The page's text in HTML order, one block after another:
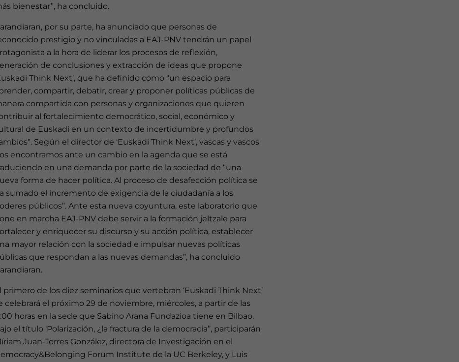
bienestar”, ha concluido.
por su parte, ha anunciado que personas de
prestigio y no vinculadas a EAJ-PNV tendrán un papel
a la hora de liderar los procesos de reflexión,
de conclusiones y extracción de ideas que propone
Think Next’, que ha definido como “un espacio para
compartir, debatir, crear y proponer políticas públicas de
compartida con personas y organizaciones que quieren
al fortalecimiento democrático, social, económico y
de Euskadi en un contexto de incertidumbre y profundos
Según el director de ‘Euskadi Think Next’, vascas y vascos
encontramos ante un cambio en la agenda que se está
en una demanda por parte de la sociedad de “una
forma de hacer política. Al proceso de desafección política se
sumado el incremento de exigencia de la ciudadanía a los
públicos”. Ante esta nueva coyuntura, este laboratorio que
en marcha EAJ-PNV debe servir a la formación jeltzale para
y enriquecer su discurso y su acción política, establecer
mayor relación con la sociedad e impulsar nuevas políticas
que respondan a las nuevas demandas”, ha concluido
primero de los diez seminarios que vertebran ‘Euskadi Think Next’
celebrará el próximo 29 de noviembre, miércoles, a partir de las
horas en la sede que Sabino Arana Fundazioa tiene en Bilbao.
el título ‘Polarización, ¿la fractura de la democracia’’, participarán
Juan-Torres González, directora de Investigación en el
Forum Institute de la UC Berkeley, y Luis